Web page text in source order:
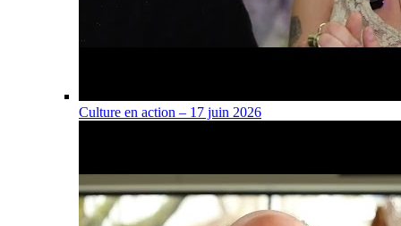
Culture en action – 17 juin 2026